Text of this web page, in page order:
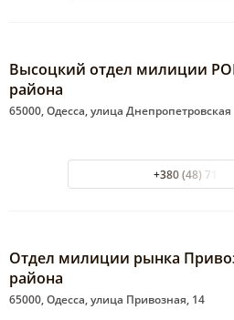
Высоцкий отдел милиции
района
65000, Одесса, улица Днепропетровская
+380 (48) 712-
Отдел милиции рынка
района
65000, Одесса, улица Привозная, 14